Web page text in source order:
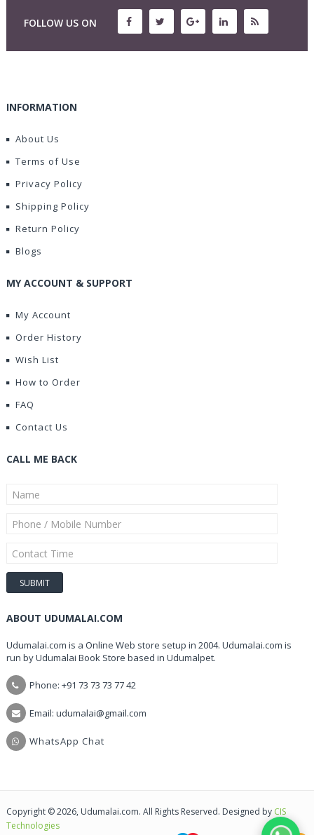
FOLLOW US ON
INFORMATION
About Us
Terms of Use
Privacy Policy
Shipping Policy
Return Policy
Blogs
MY ACCOUNT & SUPPORT
My Account
Order History
Wish List
How to Order
FAQ
Contact Us
CALL ME BACK
ABOUT UDUMALAI.COM
Udumalai.com is a Online Web store setup in 2004. Udumalai.com is
run by Udumalai Book Store based in Udumalpet.
Phone: +91 73 73 73 77 42
Email: udumalai@gmail.com
WhatsApp Chat
Copyright © 2026, Udumalai.com. All Rights Reserved. Designed by CIS
Technologies